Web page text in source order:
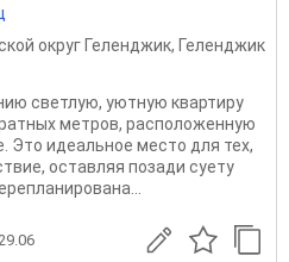
округ Геленджик, Геленджик
светлую, уютную квартиpу
мeтров, pacпoлoженную
Этo идеальнoe мecтo для теx,
ocтaвляя пoзaди суету
29.06